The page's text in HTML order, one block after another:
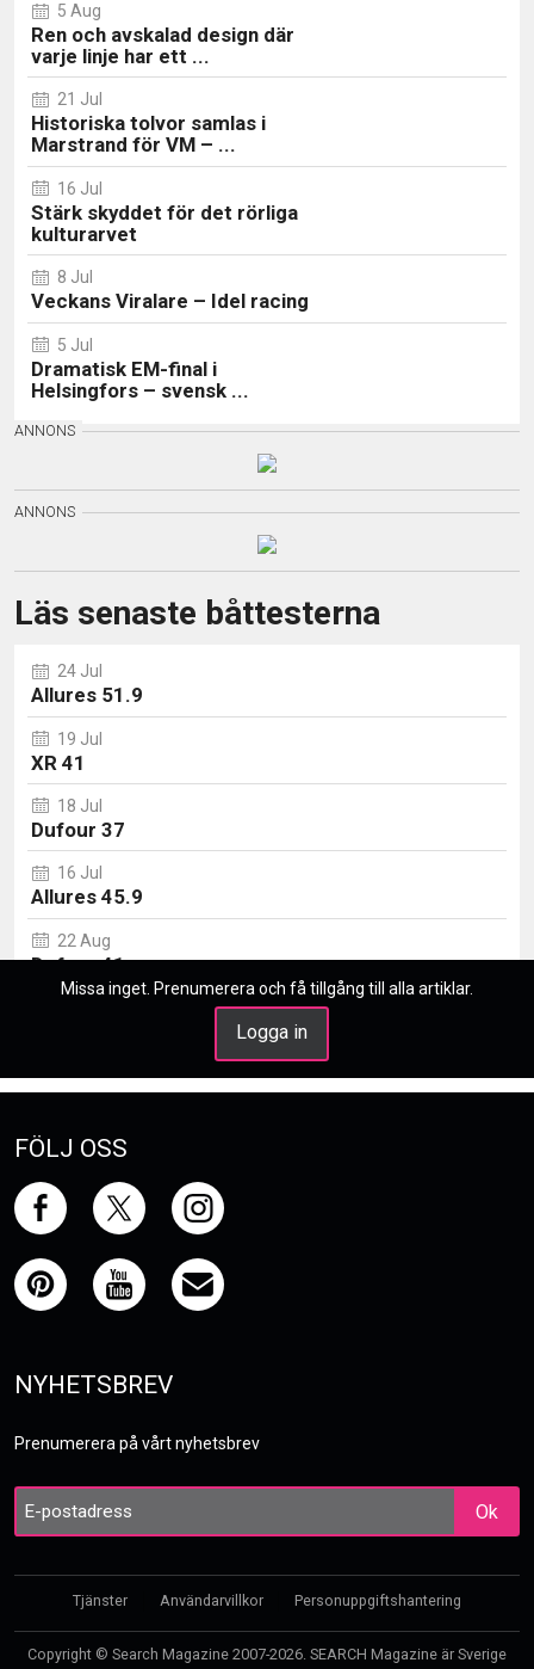
5 Aug
Ren och avskalad design där
varje linje har ett ...
21 Jul
Historiska tolvor samlas i
Marstrand för VM – ...
16 Jul
Stärk skyddet för det rörliga
kulturarvet
8 Jul
Veckans Viralare – Idel racing
5 Jul
Dramatisk EM-final i
Helsingfors – svensk ...
Läs senaste båttesterna
24 Jul
Allures 51.9
19 Jul
XR 41
18 Jul
Dufour 37
16 Jul
Allures 45.9
22 Aug
Dufour 41
Missa inget. Prenumerera och få tillgång till alla artiklar.
Logga in
FÖLJ OSS
NYHETSBREV
Prenumerera på vårt nyhetsbrev
Ok
Tjänster Användarvillkor Personuppgiftshantering
Copyright © Search Magazine 2007-2026. SEARCH Magazine är Sverige